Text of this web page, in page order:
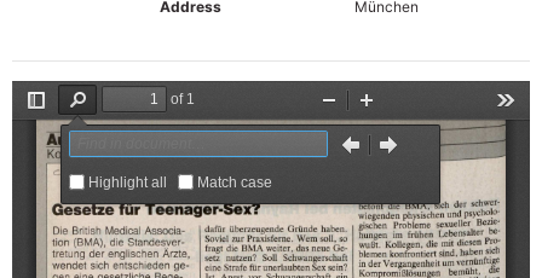
Address
München